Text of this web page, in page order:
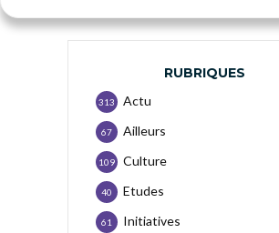
RUBRIQUES
Actu
313
Ailleurs
67
Culture
109
Etudes
40
Initiatives
61